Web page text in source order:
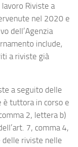
Riviste a
nel 2020 e
dell’Agenzia
include,
a riviste già
a seguito delle
è tuttora in corso e
2, lettera b)
7, comma 4,
delle riviste nelle